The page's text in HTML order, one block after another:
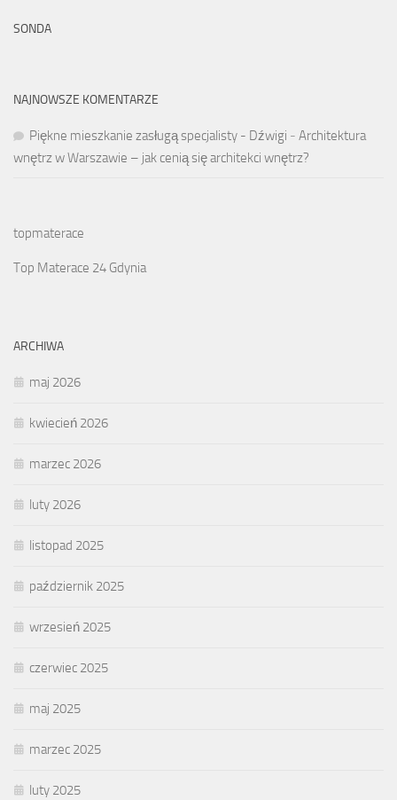
SONDA
NAJNOWSZE KOMENTARZE
Piękne mieszkanie zasługą specjalisty - Dźwigi - Architektura
wnętrz w Warszawie – jak cenią się architekci wnętrz?
topmaterace
Top Materace 24 Gdynia
ARCHIWA
maj 2026
kwiecień 2026
marzec 2026
luty 2026
listopad 2025
październik 2025
wrzesień 2025
czerwiec 2025
maj 2025
marzec 2025
luty 2025